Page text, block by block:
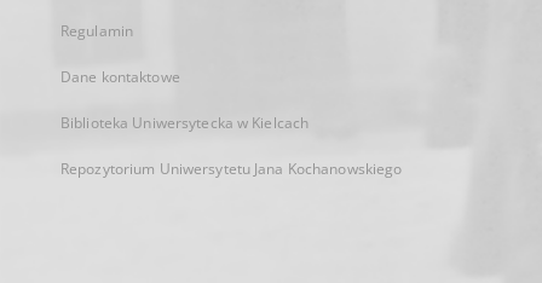
Regulamin
Dane kontaktowe
Biblioteka Uniwersytecka w Kielcach
Repozytorium Uniwersytetu Jana Kochanowskiego